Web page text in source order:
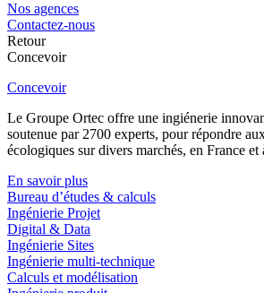
Nos agences
Contactez-nous
Retour
Concevoir
Concevoir
Le Groupe Ortec offre une ingiénerie
soutenue par 2700 experts, pour répondre
écologiques sur divers marchés, en France et
En savoir plus
Bureau d’études & calculs
Ingénierie Projet
Digital & Data
Ingénierie Sites
Ingénierie multi-technique
Calculs et modélisation